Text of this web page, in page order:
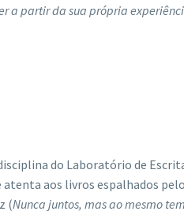
partir da sua própria
do Laboratório de
aos livros espalhados
(Nunca juntos, mas ao mesmo